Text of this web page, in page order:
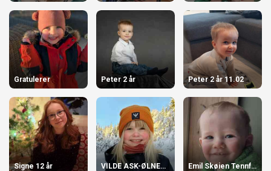
Gratulerer Peter 2 år Peter 2 år 11.02
Signe 12 år VILDE ASK-ØLNES 7 ÅR Emil Skøien Tennfjord 1 år!